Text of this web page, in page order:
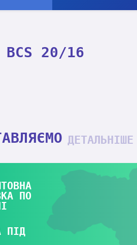
BCS 20/16
ДЕТАЛЬНІШЕ
ПО
ПІД